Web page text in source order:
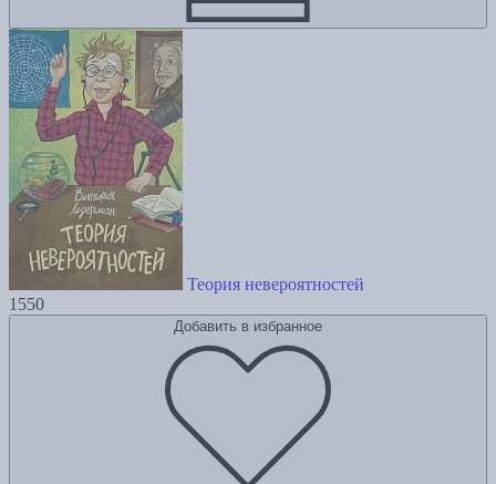
Теория невероятностей
1550
Добавить в избранное